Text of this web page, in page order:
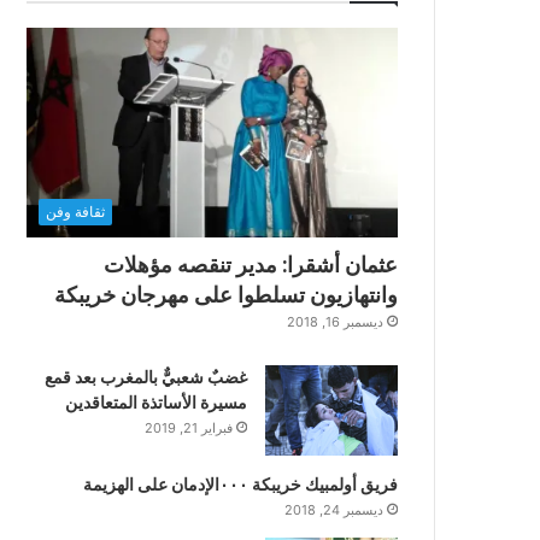
ثقافة وفن
عثمان أشقرا: مدير تنقصه مؤهلات
وانتهازيون تسلطوا على مهرجان خريبكة
ديسمبر 16, 2018
غضبٌ شعبيٌّ بالمغرب بعد قمع
مسيرة الأساتذة المتعاقدين
فبراير 21, 2019
فريق أولمبيك خريبكة ٠٠٠الإدمان على الهزيمة
ديسمبر 24, 2018